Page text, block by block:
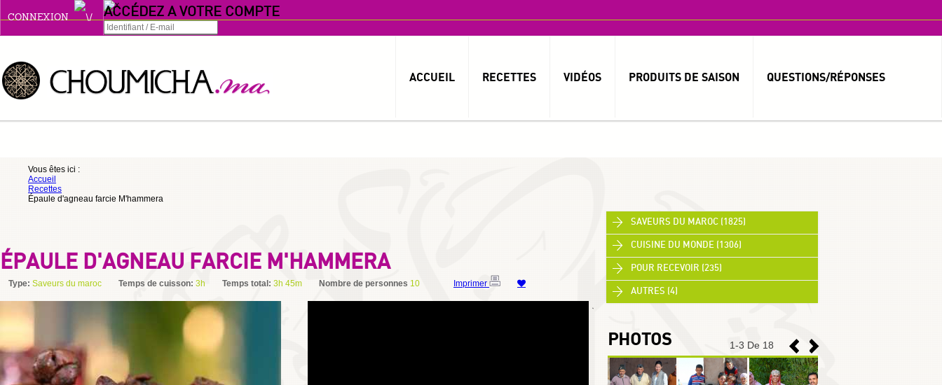
CONNEXION ACCÉDEZ A VOTRE COMPTE
Se souvenir de moi
MOT DE PASSE OUBLIÉ ?
S'INSCRIRE
ACCUEIL RECETTES VIDÉOS PRODUITS DE SAISON QUESTIONS/RÉPONSES
Vous êtes ici :
Accueil
Recettes
Épaule d'agneau farcie M'hammera
ÉPAULE D'AGNEAU FARCIE M'HAMMERA
Type: Saveurs du maroc Temps de cuisson: 3h Temps total: 3h 45m Nombre de personnes 10 Imprimer
SAVEURS DU MAROC (1825)
CUISINE DU MONDE (1306)
POUR RECEVOIR (235)
AUTRES (4)
1-3 De 18
PHOTOS